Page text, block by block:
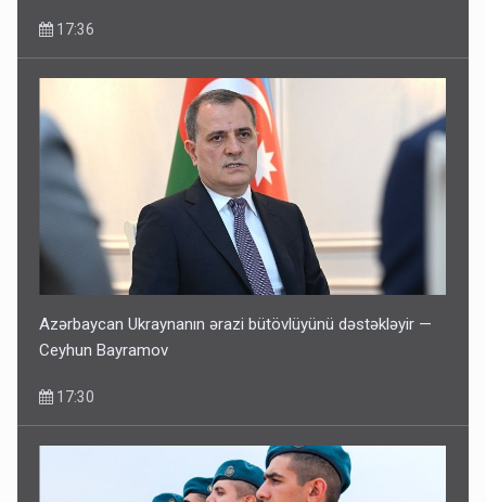
17:36
Azərbaycan Ukraynanın ərazi bütövlüyünü dəstəkləyir —
Ceyhun Bayramov
17:30